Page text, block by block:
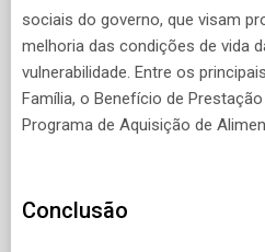
sociais do governo, que visam
melhoria das condições de vida
vulnerabilidade. Entre os
Família, o Benefício de
Programa de Aquisição de
Conclusão